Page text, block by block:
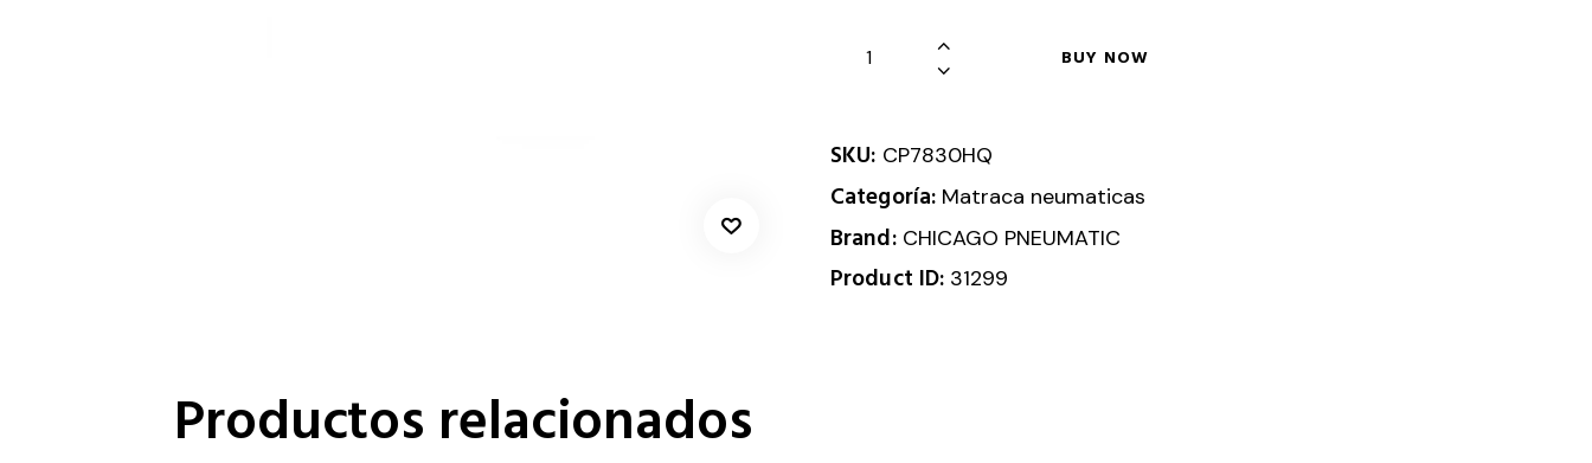
BUY NOW
SKU: CP7830HQ
Categoría: Matraca neumaticas
Brand: CHICAGO PNEUMATIC
Product ID: 31299
Productos relacionados